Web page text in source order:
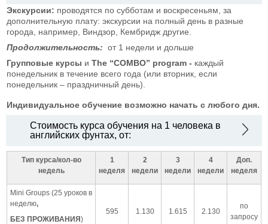
Экскурсии: проводятся по субботам и воскресеньям, за
дополнительную плату: экскурсии на полный день в разные
города, например, Виндзор, Кембридж другие.
Продолжительность: от 1 недели и дольше
Групповые курсы и The “COMBO” program - каждый
понедельник в течение всего года (или вторник, если
понедельник – праздничный день).
Индивидуальное обучение возможно начать с любого дня.
Стоимость курса обучения на 1 человека в
английских фунтах, от:
Тип курса/кол-во
недель
1
неделя
2
недели
3
недели
4
недели
Доп.
неделя
Mini Groups (25 уроков в
неделю,
БЕЗ ПРОЖИВАНИЯ)
595 1.130 1.615 2.130
по
запросу